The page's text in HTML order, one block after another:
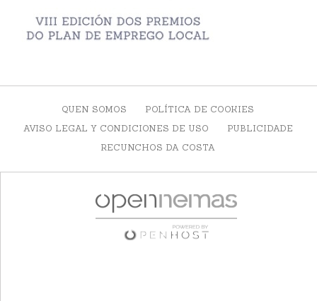
QUEN SOMOS
POLÍTICA DE COOKIES
AVISO LEGAL Y CONDICIONES DE USO
PUBLICIDADE
RECUNCHOS DA COSTA